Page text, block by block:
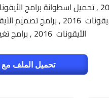
الأيقونات 2016 , برامج تغير الايقونات 2016
تحميل الملف مع